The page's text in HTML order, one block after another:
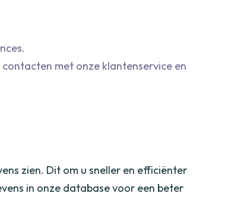
met onze klantenservice en
zien. Dit om u sneller en efficiënter
in onze database voor een beter